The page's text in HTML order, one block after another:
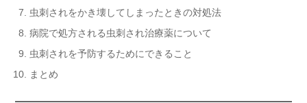
虫刺されをかき壊してしまったときの対処法
病院で処方される虫刺され治療薬について
虫刺されを予防するためにできること
まとめ